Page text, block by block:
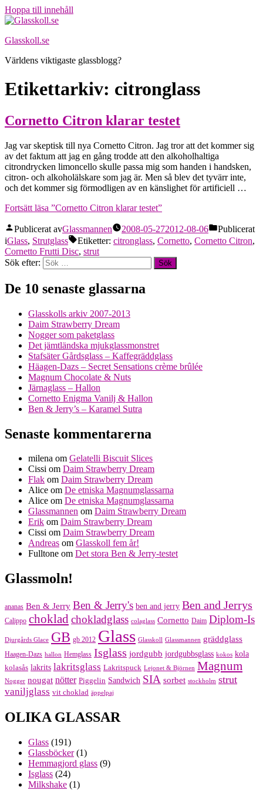
Hoppa till innehåll
Glasskoll.se
Världens viktigaste glassblogg?
Etikettarkiv: citronglass
Cornetto Citron klarar testet
Jag var skeptisk till nya Cornetto Citron. Jag tror att det kommer sig
av det faktum att jag en gång trodde att den alkoholhaltiga
citrondrycken limoncello skulle passa mig som handen i handsken,
citron- och alkoholälskare som jag är. Men så blev det tyvärr inte,
och det kommer sig förmodligen av en känslighet för artificiell …
Fortsätt läsa ”Cornetto Citron klarar testet”
Publicerat avGlassmannen 2008-05-272012-08-06
Publicerat
iGlass, Strutglass Etiketter: citronglass, Cornetto, Cornetto Citron,
Cornetto Frutti Disc, strut
Sök efter:
De 10 senaste glassarna
Glasskolls arkiv 2007-2013
Daim Strawberry Dream
Nogger som paketglass
Det jämtländska mjukglassmonstret
Stafsäter Gårdsglass – Kaffegräddglass
Häagen-Dazs – Secret Sensations crème brûlée
Magnum Chocolate & Nuts
Järnaglass – Hallon
Cornetto Enigma Vanilj & Hallon
Ben & Jerry’s – Karamel Sutra
Senaste kommentarerna
milena om Gelatelli Biscuit Slices
Cissi om Daim Strawberry Dream
Flak om Daim Strawberry Dream
Alice om De etniska Magnumglassarna
Alice om De etniska Magnumglassarna
Glassmannen om Daim Strawberry Dream
Erik om Daim Strawberry Dream
Cissi om Daim Strawberry Dream
Andreas om Glasskoll fem år!
Fulltone om Det stora Ben & Jerry-testet
Glassmoln!
ananas Ben & Jerry Ben & Jerry's ben and jerry Ben and Jerrys
Calippo choklad chokladglass colaglass Cornetto Daim Diplom-Is
Djurgårds Glace GB gb 2012 Glass Glasskoll Glassmannen gräddglass
Haagen-Dazs hallon Hemglass Isglass jordgubb jordgubbsglass kokos kola
kolasås lakrits lakritsglass Lakritspuck Lejonet & Björnen Magnum
Nogger nougat nötter Piggelin Sandwich SIA sorbet stockholm strut
vaniljglass vit choklad äppelpaj
OLIKA GLASSAR
Glass (191)
Glassböcker(1)
Hemmagjord glass (9)
Isglass (24)
Milkshake (1)